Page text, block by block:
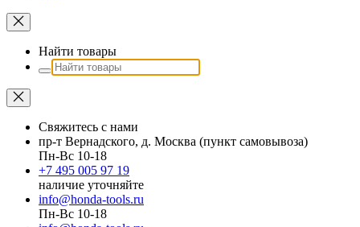
Найти товары
Свяжитесь с нами
пр-т Вернадского, д. Москва (пункт самовывоза)
Пн-Вс 10-18
+7 495 005 97 19
наличие уточняйте
info@honda-tools.ru
Пн-Вс 10-18